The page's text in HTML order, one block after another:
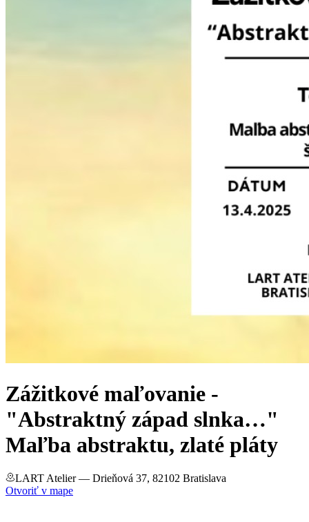
Zážitkové maľovanie -
"Abstraktný západ slnka…"
Maľba abstraktu, zlaté pláty
LART Atelier— Drieňová 37, 82102 Bratislava
Otvoriť v mape